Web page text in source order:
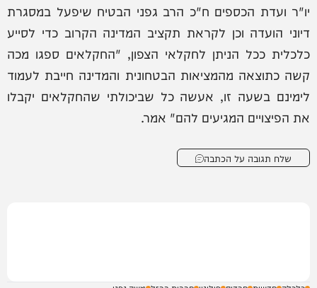
יו"ר ועדת הכספים ח"כ הרב גפני הבטיח שיפעל במסגרת
דיוני הועדה וכן לקראת תקציב המדינה הקרוב כדי לסייע
כלכלית ככל הניתן לחקלאי הצפון, "החקלאים ספגו מכה
קשה כתוצאה מהמציאות הבטחונית והמדינה חייבת לעמוד
לימינם בשעה זו, אעשה כל שביכולתי שהחקלאים יקבלו
את הפיצויים המגיעים להם" אמר.
שלח תגובה על הכתבה